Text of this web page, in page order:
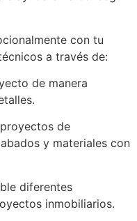
con tu
a través de:
de manera
de
y materiales con
diferentes
inmobiliarios.